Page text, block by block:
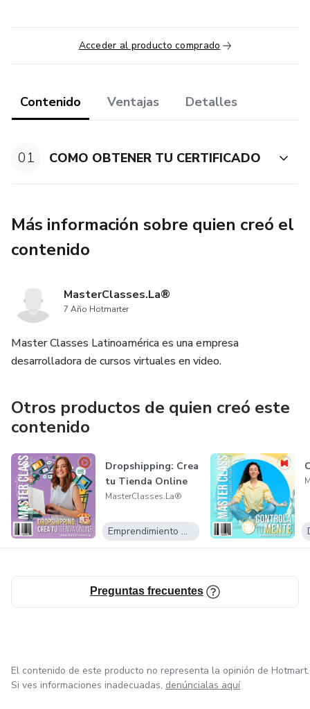
● Aprenderás qué hacer y qué documentos necesitas antes
de presentar el exámen.
exámen.
● Conocerás cuáles son las preguntas frecuentes antes del
exámen.
● Aprenderás las recomendaciones legales y fuentes de
● Sabrás como te debes preparar y Cómo te debes vestir
para la entrevista.
● Aprenderás las metodologías de estudio.
Online.
Cualquier referencia al desempeño de una estrategia no
debe ser interpretada como una garantía de resultados.
*** Todas las estrategias e inversiones involucran un
riesgo de pérdida. Ninguna información contenida en este
producto debe ser interpretada como un asesoramiento de
Acceder al producto comprado
Contenido Ventajas Detalles
01 COMO OBTENER TU CERTIFICADO
Más información sobre quien creó el
contenido
MasterClasses.La®
7 Año Hotmarter
Master Classes Latinoamérica es una empresa
desarrolladora de cursos virtuales en video.
Otros productos de quien creó este
contenido
Dropshipping: Crea
tu Tienda Online
MasterClasses.La®
Emprendimiento Digital
Preguntas frecuentes
El contenido de este producto no representa la opinión de Hotmart.
Si ves informaciones inadecuadas, denúncialas aquí